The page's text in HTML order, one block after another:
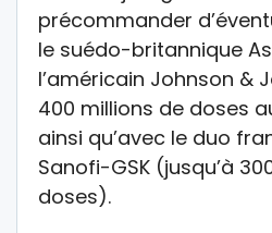
précommander
le suédo-britannique
l’américain Johnson &
400 millions de doses
ainsi qu’avec le duo
Sanofi-GSK (jusqu’à
doses).